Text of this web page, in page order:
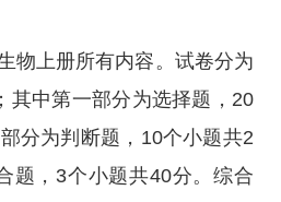
物上册所有内容。试卷分为
其中第一部分为选择题，20
分为判断题，10个小题共2
题，3个小题共40分。综合